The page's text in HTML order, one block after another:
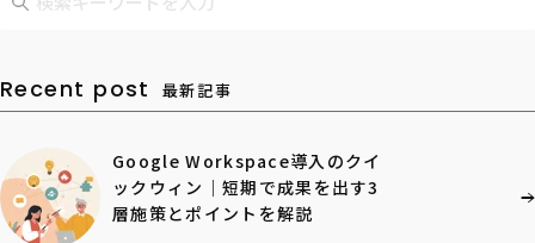
Recent post 最新記事
Google Workspace導入のクイ
ックウィン｜短期で成果を出す3
層施策とポイントを解説